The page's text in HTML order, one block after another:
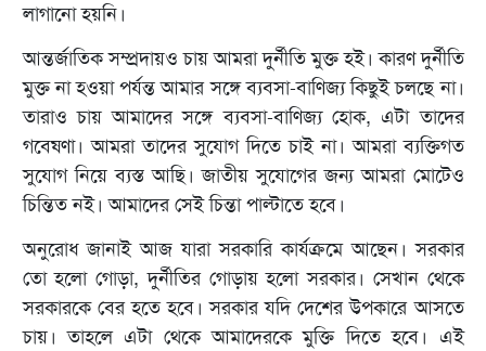
লাগানো হয়নি।
আন্তর্জাতিক সম্প্রদায়ও চায় আমরা দুর্নীতি মুক্ত হই। কারণ দুর্নীতি
মুক্ত না হওয়া পর্যন্ত আমার সঙ্গে ব্যবসা-বাণিজ্য কিছুই চলছে না।
তারাও চায় আমাদের সঙ্গে ব্যবসা-বাণিজ্য হোক, এটা তাদের
গবেষণা। আমরা তাদের সুযোগ দিতে চাই না। আমরা ব্যক্তিগত
সুযোগ নিয়ে ব্যস্ত আছি। জাতীয় সুযোগের জন্য আমরা মোটেও
চিন্তিত নই। আমাদের সেই চিন্তা পাল্টাতে হবে।
অনুরোধ জানাই আজ যারা সরকারি কার্যক্রমে আছেন। সরকার
তো হলো গোড়া, দুর্নীতির গোড়ায় হলো সরকার। সেখান থেকে
সরকারকে বের হতে হবে। সরকার যদি দেশের উপকারে আসতে
চায়। তাহলে এটা থেকে আমাদেরকে মুক্তি দিতে হবে। এই